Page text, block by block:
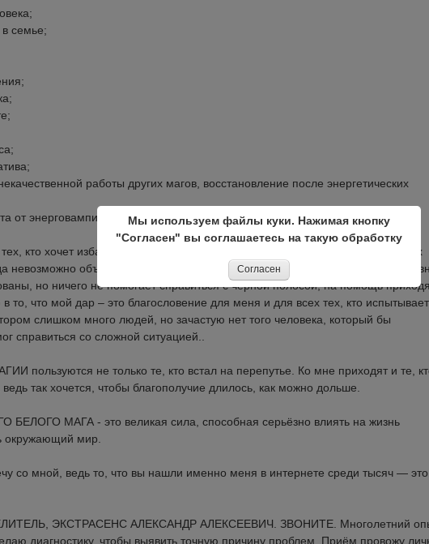
семье;
работы других магов, восстановление после энергетических
от энерговампиров, колдунов, ведьм, колдовства.
кто хочет избавиться от своих проблем, сделать свою жизнь и жизнь своих
невозможно объяснить, почему Вас преследуют неудачи, когда все
но ничего не помогает справиться с черной полосой, на помощь
то, что мой дар – это благословение для меня и для всех тех, кто испытывает
слишком много людей, но зачастую нет того человека, который бы
справиться со сложной ситуацией..
пользуются не только те, кто встал на перепутье. Ко мне приходят и те,
так хочется, чтобы благополучие длилось, как можно дольше.
МАГА - это великая сила, способная серьёзно влиять на жизнь
окружающий мир.
со мной, ведь то, что вы нашли именно меня в интернете среди тысяч —
ЭКСТРАСЕНС АЛЕКСАНДР АЛЕКСЕЕВИЧ. ЗВОНИТЕ. Многолетний
диагностику, чтобы выявить точную причину проблем. Приём провожу
Мы используем файлы куки. Нажимая кнопку
"Согласен" вы соглашаетесь на такую обработку
Согласен